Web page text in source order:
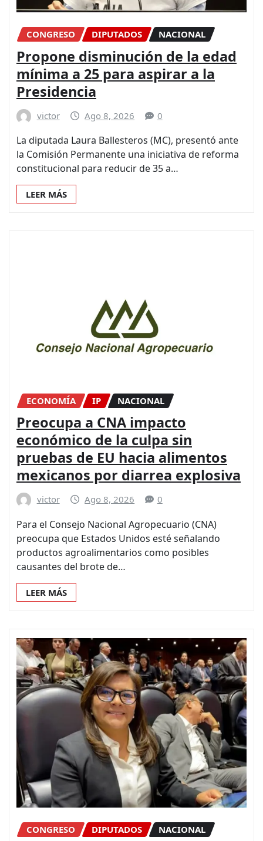
CONGRESO DIPUTADOS NACIONAL
Propone disminución de la edad
mínima a 25 para aspirar a la
Presidencia
victor Ago 8, 2026 0
La diputada Laura Ballesteros (MC), presentó ante
la Comisión Permanente una iniciativa de reforma
constitucional para reducir de 35 a…
LEER MÁS
ECONOMÍA IP NACIONAL
Preocupa a CNA impacto
económico de la culpa sin
pruebas de EU hacia alimentos
mexicanos por diarrea explosiva
victor Ago 8, 2026 0
Para el Consejo Nacional Agropecuario (CNA)
preocupa que Estados Unidos esté señalando
productos agroalimentarios como posibles
causantes del brote de…
LEER MÁS
CONGRESO DIPUTADOS NACIONAL